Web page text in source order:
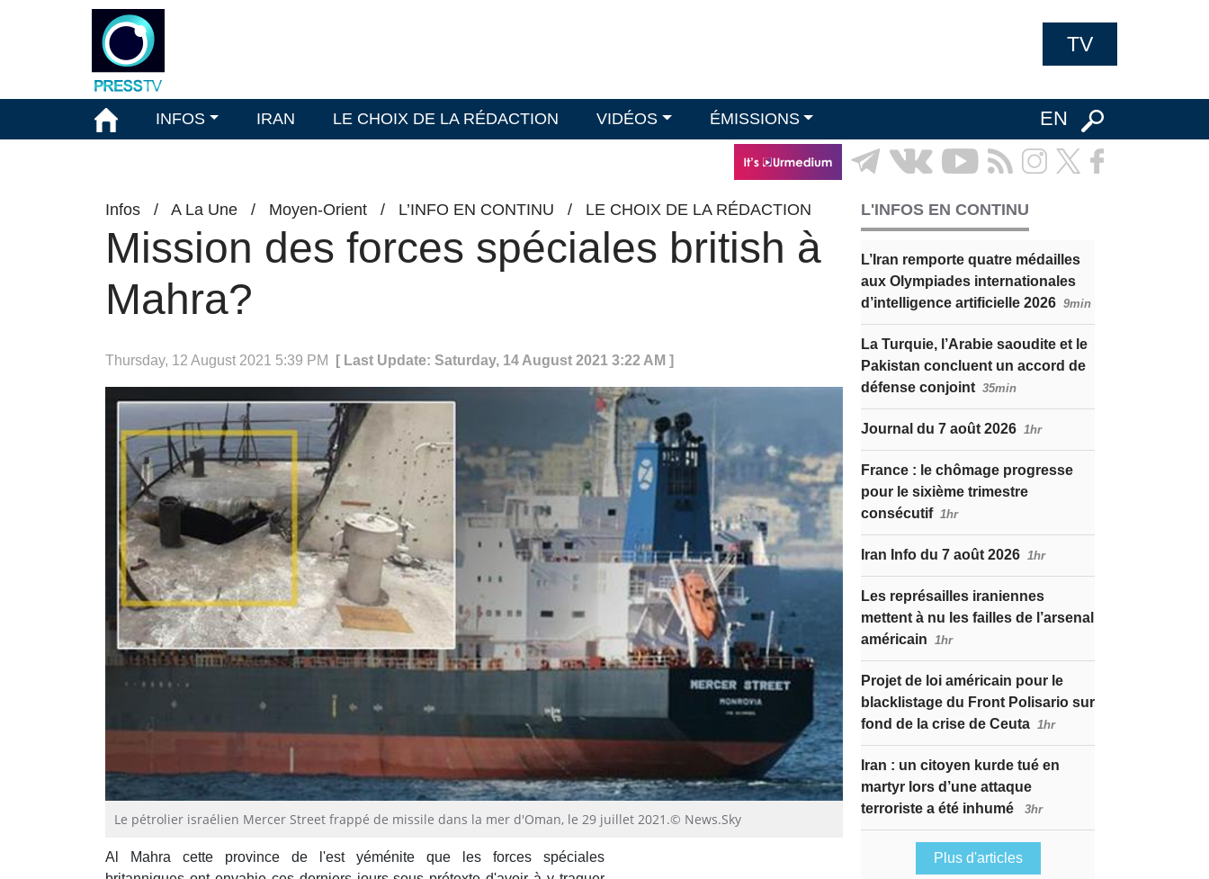
TV
INFOS IRAN LE CHOIX DE LA RÉDACTION VIDÉOS ÉMISSIONS EN
Infos / A La Une / Moyen-Orient / L’INFO EN CONTINU / LE CHOIX DE LA RÉDACTION
Mission des forces spéciales british à
Mahra?
Thursday, 12 August 2021 5:39 PM [ Last Update: Saturday, 14 August 2021 3:22 AM ]
Le pétrolier israélien Mercer Street frappé de missile dans la mer d'Oman, le 29 juillet 2021.© News.Sky
Al Mahra cette province de l'est yéménite que les forces spéciales
L'INFOS EN CONTINU
L’Iran remporte quatre médailles
aux Olympiades internationales
d’intelligence artificielle 2026 9min
La Turquie, l’Arabie saoudite et le
Pakistan concluent un accord de
défense conjoint 35min
Journal du 7 août 2026 1hr
France : le chômage progresse
pour le sixième trimestre
consécutif 1hr
Iran Info du 7 août 2026 1hr
Les représailles iraniennes
mettent à nu les failles de l’arsenal
américain 1hr
Projet de loi américain pour le
blacklistage du Front Polisario sur
fond de la crise de Ceuta 1hr
Iran : un citoyen kurde tué en
martyr lors d’une attaque
terroriste a été inhumé
3hr
Plus d'articles